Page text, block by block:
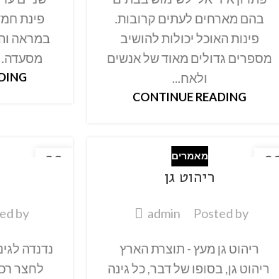
בהם מארחים לעתים קרובות.
פינות האוכל יכולות להושיב
מספרים גדולים מאוד של אנשים
ולאח...
CONTINUE READING
פינת
במראה
מסעדה.
מאמרים
ריהוט גן
Posted by
admin
ריהוט גן מעץ - תוצרת הארץ
ריהוט גן, בסופו של דבר, כל גינה
22
by
נדנדה
לחצר